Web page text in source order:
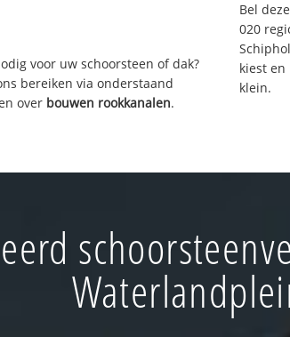
voor uw schoorsteen of dak?
bereiken via onderstaand
over bouwen rookkanalen.
Bel
020
kiest
klein.